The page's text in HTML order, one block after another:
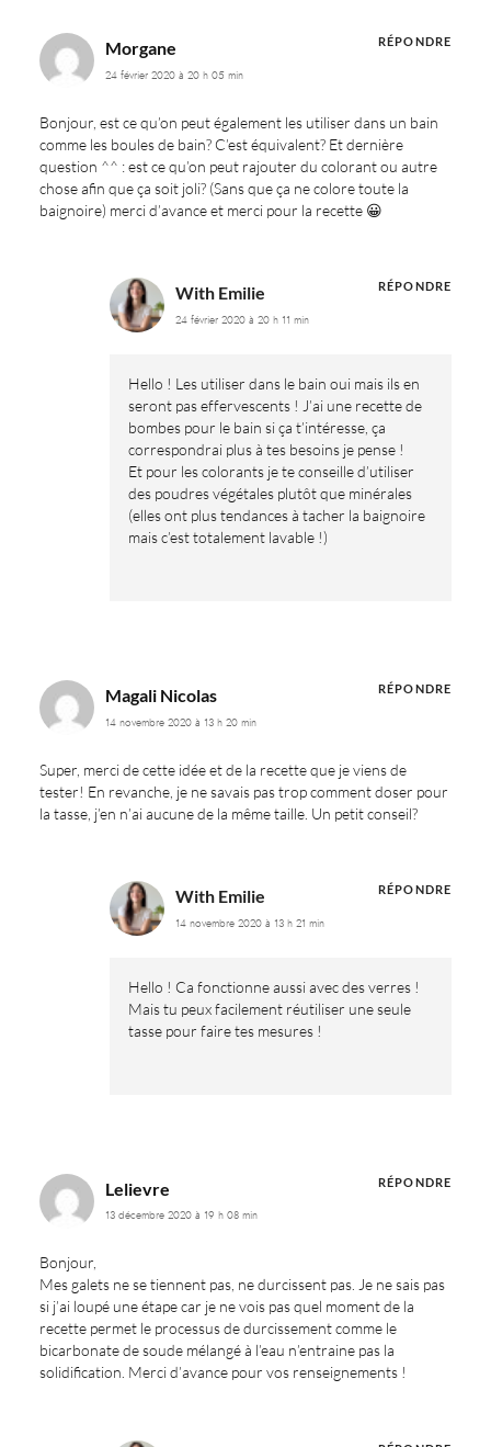
Morgane
24 février 2020 à 20 h 05 min
Bonjour, est ce qu’on peut également les utiliser dans un bain
comme les boules de bain? C’est équivalent? Et dernière
question ^^ : est ce qu’on peut rajouter du colorant ou autre
chose afin que ça soit joli? (Sans que ça ne colore toute la
baignoire) merci d’avance et merci pour la recette 😀
RÉPONDRE
With Emilie
24 février 2020 à 20 h 11 min
Hello ! Les utiliser dans le bain oui mais ils en
seront pas effervescents ! J’ai une recette de
bombes pour le bain si ça t’intéresse, ça
correspondrai plus à tes besoins je pense !
Et pour les colorants je te conseille d’utiliser
des poudres végétales plutôt que minérales
(elles ont plus tendances à tacher la baignoire
mais c’est totalement lavable !)
RÉPONDRE
Magali Nicolas
14 novembre 2020 à 13 h 20 min
Super, merci de cette idée et de la recette que je viens de
tester! En revanche, je ne savais pas trop comment doser pour
la tasse, j’en n’ai aucune de la même taille. Un petit conseil?
RÉPONDRE
With Emilie
14 novembre 2020 à 13 h 21 min
Hello ! Ca fonctionne aussi avec des verres !
Mais tu peux facilement réutiliser une seule
tasse pour faire tes mesures !
RÉPONDRE
Lelievre
13 décembre 2020 à 19 h 08 min
Bonjour,
Mes galets ne se tiennent pas, ne durcissent pas. Je ne sais pas
si j’ai loupé une étape car je ne vois pas quel moment de la
recette permet le processus de durcissement comme le
bicarbonate de soude mélangé à l’eau n’entraine pas la
solidification. Merci d’avance pour vos renseignements !
RÉPONDRE